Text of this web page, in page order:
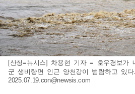
[산청=뉴시스] 차용현 기자 = 호우경보가
군 생비량면 인근 양천강이 범람하고 있다.
2025.07.19.con@newsis.com